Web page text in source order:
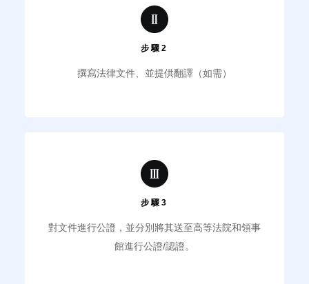
步驟2
撰寫法律文件、並提供翻譯（如需）
步驟3
對文件進行公證，並分別將其送至高等法院和領事
館進行公證/認證。